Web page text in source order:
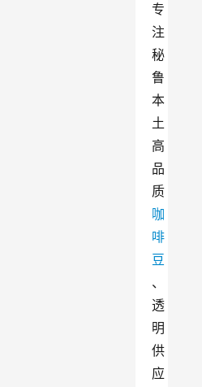
专
注
秘
鲁
本
土
高
品
质
咖
啡
豆
、
透
明
供
应